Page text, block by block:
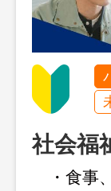
社会福
・食事